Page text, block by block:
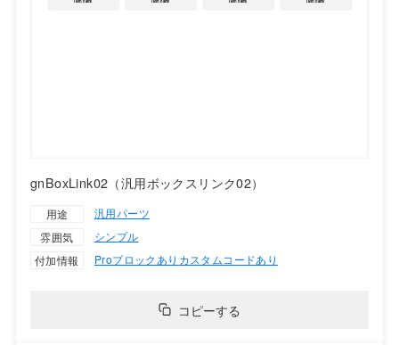
gnBoxLink02（汎用ボックスリンク02）
用途
汎用パーツ
雰囲気
シンプル
付加情報
Proブロックあり カスタムコードあり
コピーする